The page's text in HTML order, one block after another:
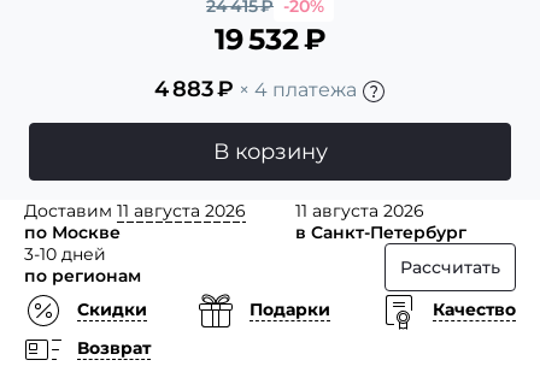
24 415₽ -20%
19 532₽
4 883₽ × 4 платежа
В корзину
Доставим 11 августа 2026
по Москве
11 августа 2026
в Санкт-Петербург
3-10 дней
по регионам
Рассчитать
Скидки
Подарки
Качество
Возврат